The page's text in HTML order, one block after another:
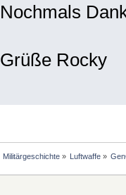
Nochmals
Grüße Rocky
Militärgeschichte» Luftwaffe»